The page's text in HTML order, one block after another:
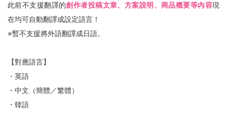
此前不支援翻譯的創作者投稿文章、方案說明、商品概要等內容現
在均可自動翻譯成設定語言！
※暫不支援將外語翻譯成日語。
【對應語言】
・英語
・中文（簡體／繁體）
・韓語